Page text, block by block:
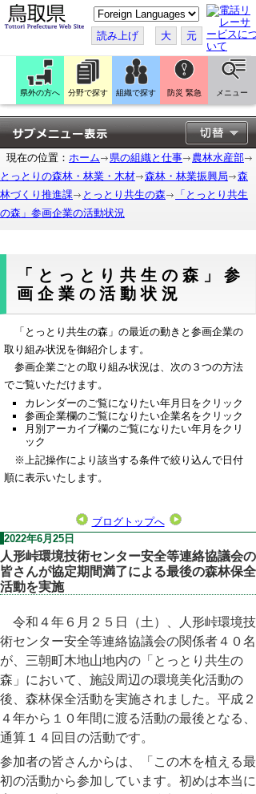
こ
の
ペ
ー
ジ
翻
訳
す
る
読み上げ 大 元
県外の方へ 分野で探す 組織で探す 防災 緊急 メニュー
現在の位置： ホーム 県の組織と仕事
農林水産部
とっとりの森林・林業・木材
森林・林業振興局
森
林づくり推進課
とっとり共生の森
「とっとり共生
の森」参画企業の活動状況
「とっとり共生の森」参
画企業の活動状況
「とっとり共生の森」の最近の動きと参画企業の
取り組み状況を御紹介します。
参画企業ごとの取り組み状況は、次の３つの方法
でご覧いただけます。
カレンダーのご覧になりたい年月日をクリック
参画企業欄のご覧になりたい企業名をクリック
月別アーカイブ欄のご覧になりたい年月をクリ
ック
※上記操作により該当する条件で絞り込んで日付
順に表示いたします。
ブログトップへ
2022年6月25日
人形峠環境技術センター安全等連絡協議会の
皆さんが協定期間満了による最後の森林保全
活動を実施
令和４年６月２５日（土）、人形峠環境技
術センター安全等連絡協議会の関係者４０名
が、三朝町木地山地内の「とっとり共生の
森」において、施設周辺の環境美化活動の
後、森林保全活動を実施されました。平成２
４年から１０年間に渡る活動の最後となる、
通算１４回目の活動です。
参加者の皆さんからは、「この木を植える最
初の活動から参加しています。初めは本当に